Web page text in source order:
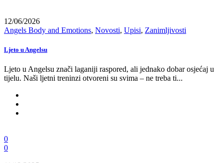
12/06/2026
Angels Body and Emotions, Novosti, Upisi, Zanimljivosti
Ljeto u Angelsu
Ljeto u Angelsu znači laganiji raspored, ali jednako dobar osjećaj u
tijelu. Naši ljetni treninzi otvoreni su svima – ne treba ti...
0
0